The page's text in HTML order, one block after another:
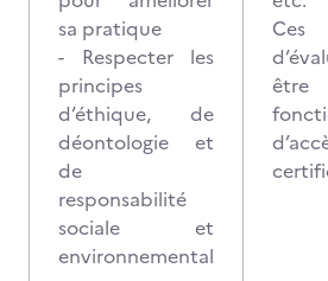
sa pratique
- Respecter les
principes
d’éthique, de
déontologie et
de
responsabilité
sociale et
environnemental
être